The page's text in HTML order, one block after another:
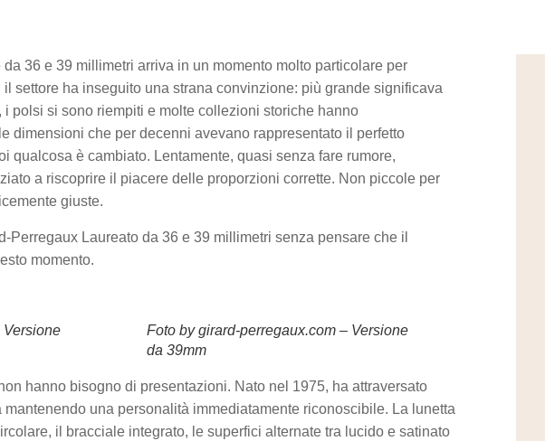
da 36 e 39 millimetri arriva in un momento molto particolare per
il settore ha inseguito una strana convinzione: più grande significava
i polsi si sono riempiti e molte collezioni storiche hanno
dimensioni che per decenni avevano rappresentato il perfetto
qualcosa è cambiato. Lentamente, quasi senza fare rumore,
a riscoprire il piacere delle proporzioni corrette. Non piccole per
giuste.
Perregaux Laureato da 36 e 39 millimetri senza pensare che il
momento.
Versione
Foto by girard-perregaux.com – Versione
da 39mm
hanno bisogno di presentazioni. Nato nel 1975, ha attraversato
una personalità immediatamente riconoscibile. La lunetta
il bracciale integrato, le superfici alternate tra lucido e satinato